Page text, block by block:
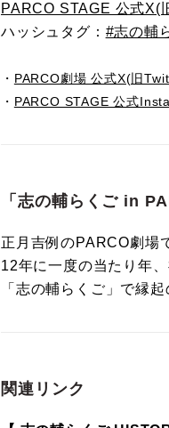
PARCO STAGE 公式X(
ハッシュタグ： #志の輔
・ PARCO劇場 公式X(旧
・ PARCO STAGE 公式
「志の輔らくご in
正月吉例のPARCO劇場
12年に一度の当たり年
「志の輔らくご」で縁起
関連リンク